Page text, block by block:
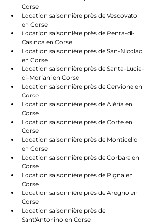
Corse
Location saisonnière près de Vescovato
en Corse
Location saisonnière près de Penta-di-
Casinca en Corse
Location saisonnière près de San-Nicolao
en Corse
Location saisonnière près de Santa-Lucia-
di-Moriani en Corse
Location saisonnière près de Cervione en
Corse
Location saisonnière près de Aléria en
Corse
Location saisonnière près de Corte en
Corse
Location saisonnière près de Monticello
en Corse
Location saisonnière près de Corbara en
Corse
Location saisonnière près de Pigna en
Corse
Location saisonnière près de Aregno en
Corse
Location saisonnière près de
Sant'Antonino en Corse